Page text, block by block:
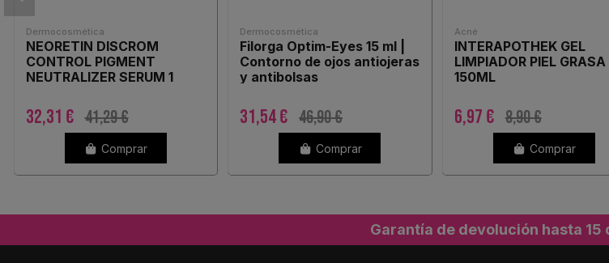
Dermocosmética
NEORETIN DISCROM
CONTROL PIGMENT
NEUTRALIZER SERUM 1
32,31 € 41,29 €
Comprar
Dermocosmética
Filorga Optim-Eyes 15 ml |
Contorno de ojos antiojeras
y antibolsas
31,54 € 46,90 €
Comprar
Acné
INTERAPOTHEK GEL
LIMPIADOR PIEL GRASA
150ML
6,97 € 8,90 €
Comprar
Garantía de devolución hasta 15